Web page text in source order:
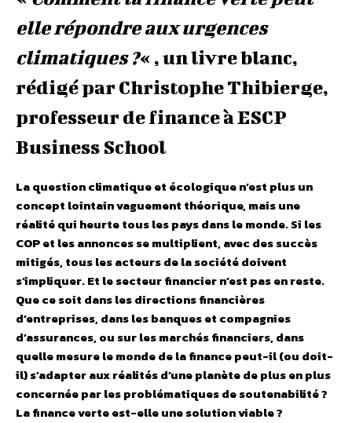
elle répondre aux urgences
climatiques ?« , un livre blanc,
rédigé par Christophe Thibierge,
professeur de finance à ESCP
Business School
La question climatique et écologique n’est plus un
concept lointain vaguement théorique, mais une
réalité qui heurte tous les pays dans le monde. Si les
COP et les annonces se multiplient, avec des succès
mitigés, tous les acteurs de la société doivent
s’impliquer. Et le secteur financier n’est pas en reste.
Que ce soit dans les directions financières
d’entreprises, dans les banques et compagnies
d’assurances, ou sur les marchés financiers, dans
quelle mesure le monde de la finance peut-il (ou doit-
il) s’adapter aux réalités d’une planète de plus en plus
concernée par les problématiques de soutenabilité ?
La finance verte est-elle une solution viable ?